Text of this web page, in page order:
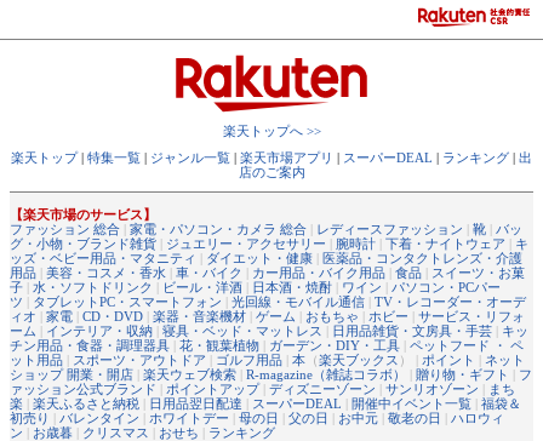
楽天トップへ >>
楽天トップ| 特集一覧 | ジャンル一覧 | 楽天市場アプリ | スーパーDEAL | ランキング | 出
店のご案内
【楽天市場のサービス】
ファッション 総合 | 家電・パソコン・カメラ 総合 | レディースファッション | 靴 | バッ
グ・小物・ブランド雑貨 | ジュエリー・アクセサリー | 腕時計 | 下着・ナイトウェア | キ
ッズ・ベビー用品・マタニティ | ダイエット・健康 | 医薬品・コンタクトレンズ・介護
用品 | 美容・コスメ・香水 | 車・バイク | カー用品・バイク用品 | 食品 | スイーツ・お菓
子 | 水・ソフトドリンク | ビール・洋酒 | 日本酒・焼酎 | ワイン | パソコン・PCパー
ツ | タブレットPC・スマートフォン | 光回線・モバイル通信 | TV・レコーダー・オーデ
ィオ | 家電 | CD・DVD | 楽器・音楽機材 | ゲーム | おもちゃ | ホビー | サービス・リフォ
ーム | インテリア・収納 | 寝具・ベッド・マットレス | 日用品雑貨・文房具・手芸 | キッ
チン用品・食器・調理器具 | 花・観葉植物 | ガーデン・DIY・工具 | ペットフード ・ ペ
ット用品 | スポーツ・アウトドア | ゴルフ用品 | 本 （楽天ブックス ） | ポイント | ネット
ショップ 開業・開店 | 楽天ウェブ検索 | R-magazine（雑誌コラボ） | 贈り物・ギフト | フ
ァッション公式ブランド | ポイントアップ| ディズニーゾーン | サンリオゾーン | まち
楽 | 楽天ふるさと納税 | 日用品翌日配達 | スーパーDEAL | 開催中イベント一覧 | 福袋＆
初売り | バレンタイン | ホワイトデー | 母の日 | 父の日 | お中元 | 敬老の日 | ハロウィ
ン | お歳暮 | クリスマス | おせち | ランキング